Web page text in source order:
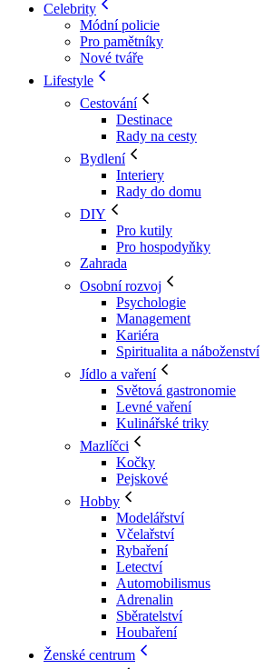
Celebrity
Módní policie
Pro pamětníky
Nové tváře
Lifestyle
Cestování
Destinace
Rady na cesty
Bydlení
Interiery
Rady do domu
DIY
Pro kutily
Pro hospodyňky
Zahrada
Osobní rozvoj
Psychologie
Management
Kariéra
Spiritualita a náboženství
Jídlo a vaření
Světová gastronomie
Levné vaření
Kulinářské triky
Mazlíčci
Kočky
Pejskové
Hobby
Modelářství
Včelařství
Rybaření
Letectví
Automobilismus
Adrenalin
Sběratelství
Houbaření
Ženské centrum